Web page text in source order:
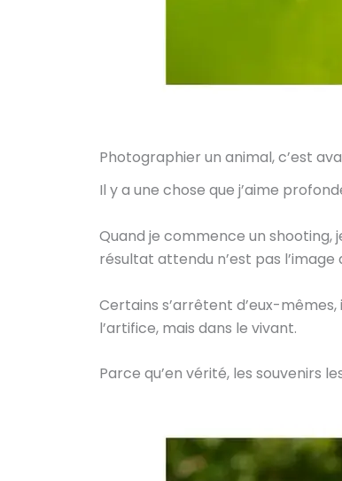
Photographier un animal, c’est
Il y a une chose que j’aime
Quand je commence un shooting,
résultat attendu n’est pas l’image
Certains s’arrêtent d’eux-
l’artifice, mais dans le vivant.
Parce qu’en vérité, les souvenirs